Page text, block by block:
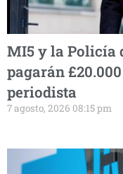
MI5 y la Policía
pagarán
periodista
7 agosto, 2026 08:15 pm